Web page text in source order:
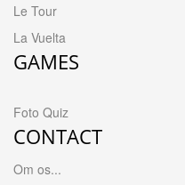
Le Tour
La Vuelta
GAMES
Foto Quiz
CONTACT
Om os...